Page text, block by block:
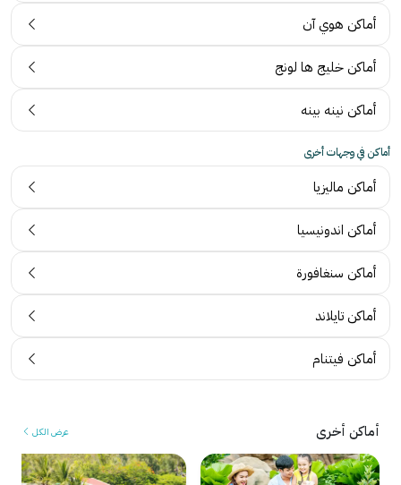
أماكن هوي آن
أماكن خليج ها لونج
أماكن نينه بينه
أماكن في وجهات أخرى
أماكن ماليزيا
أماكن اندونيسيا
أماكن سنغافورة
أماكن تايلاند
أماكن فيتنام
أماكن أخرى عرض الكل